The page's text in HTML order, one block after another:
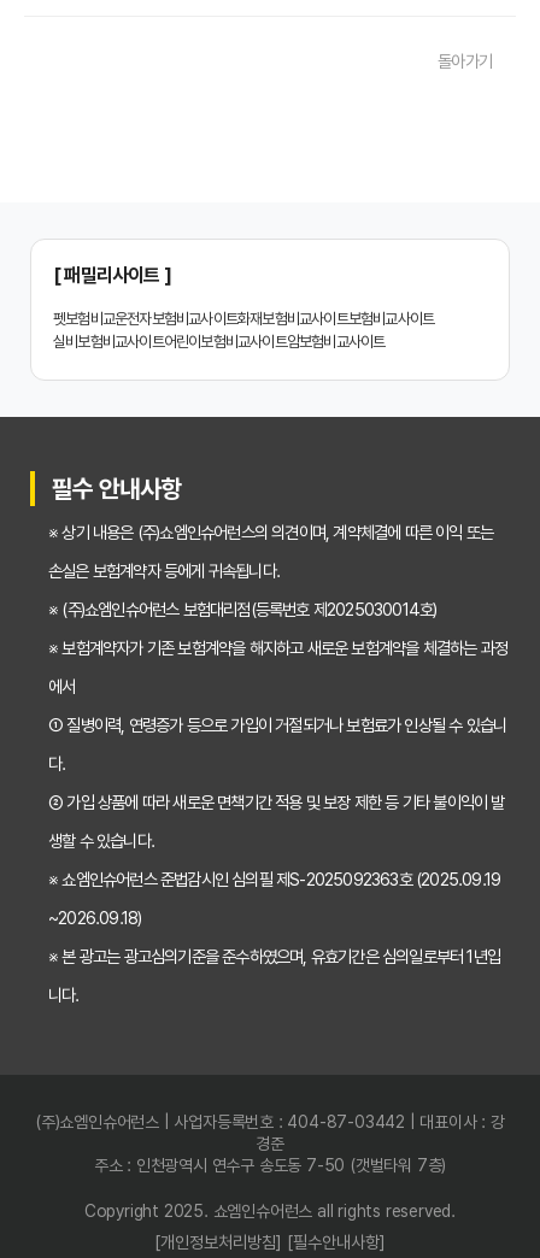
치아보험 비교사이트 똑똑하게 활용하는 3가지 꿀팁
치아보험 비교사이트 선택 전 반드시 알아야 할 5가지 핵심 질문
임플란트, 크라운 치료비 부담? 치아보험 비교사이트 활용법 및 보장꿀팁
2026년 치아보험, 가격 vs 보장! 비교 분석으로 나에게 딱 맞는 보험 찾기
치아보험 비교사이트 활용법: 숨겨진 보장까지 꼼꼼하게 찾는 꿀팁
치아보험 비교사이트 활용법: 숨은 꿀팁 대방출! 보험료 절약 노하우
5분 만에 끝내는 치아보험 비교! 나에게 딱 맞는 보험 찾고 숨은 혜택까지 챙기기
돌아가기
[ 패밀리사이트 ]
펫보험비교운전자보험비교사이트화재보험비교사이트보험비교사이트
실비보험비교사이트어린이보험비교사이트암보험비교사이트
필수 안내사항
※ 상기 내용은 (주)쇼엠인슈어런스의 의견이며, 계약체결에 따른 이익 또는
손실은 보험계약자 등에게 귀속됩니다.
※ (주)쇼엠인슈어런스 보험대리점(등록번호 제2025030014호)
※ 보험계약자가 기존 보험계약을 해지하고 새로운 보험계약을 체결하는 과정
에서
① 질병이력, 연령증가 등으로 가입이 거절되거나 보험료가 인상될 수 있습니
다.
② 가입 상품에 따라 새로운 면책기간 적용 및 보장 제한 등 기타 불이익이 발
생할 수 있습니다.
※ 쇼엠인슈어런스 준법감시인 심의필 제S-2025092363호 (2025.09.19
~2026.09.18)
※ 본 광고는 광고심의기준을 준수하였으며, 유효기간은 심의일로부터 1년입
니다.
(주)쇼엠인슈어런스 | 사업자등록번호 : 404-87-03442 | 대표이사 : 강
경준
주소 : 인천광역시 연수구 송도동 7-50 (갯벌타워 7층)
Copyright 2025. 쇼엠인슈어런스 all rights reserved.
[개인정보처리방침] [필수안내사항]